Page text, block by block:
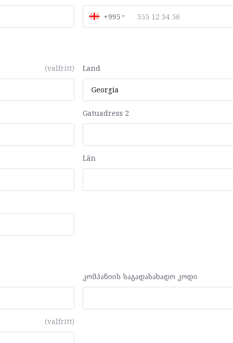
+995
(valfritt) Land
Gatuadress 2
Län
კომპანიის საგადასახადო კოდი
(valfritt)